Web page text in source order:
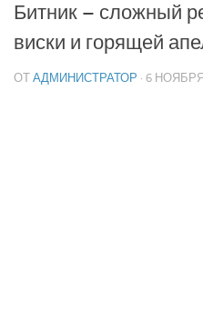
Битник – сложный
виски и горящей
ОТ АДМИНИСТРАТОР · 6